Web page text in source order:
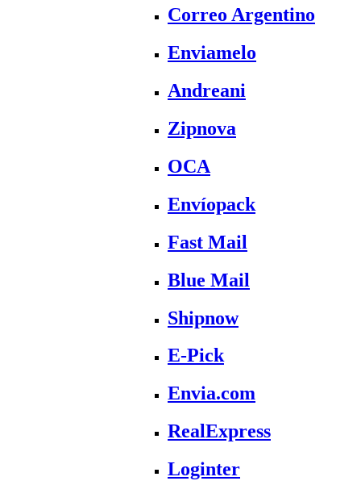
Correo Argentino
Enviamelo
Andreani
Zipnova
OCA
Envíopack
Fast Mail
Blue Mail
Shipnow
E-Pick
Envia.com
RealExpress
Loginter